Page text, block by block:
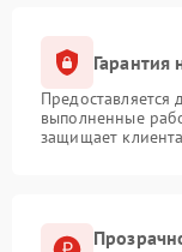
Гарантия
Предоставляется
выполненные
защищает